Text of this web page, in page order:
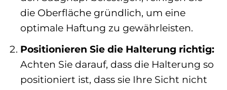
die Oberfläche gründlich, um eine
optimale Haftung zu gewährleisten.
Positionieren Sie die Halterung richtig:
Achten Sie darauf, dass die Halterung so
positioniert ist, dass sie Ihre Sicht nicht